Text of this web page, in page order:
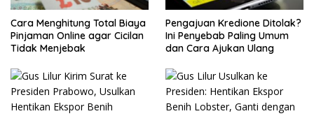
Cara Menghitung Total Biaya
Pinjaman Online agar Cicilan
Tidak Menjebak
Pengajuan Kredione Ditolak?
Ini Penyebab Paling Umum
dan Cara Ajukan Ulang